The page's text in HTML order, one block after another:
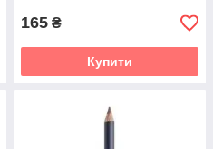
165 ₴
Купити